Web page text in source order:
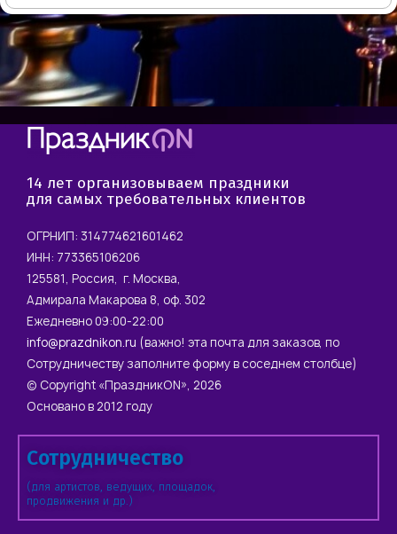
14 лет организовываем праздники
для самых требовательных клиентов
ОГРНИП: 314774621601462
ИНН: 773365106206
125581, Россия, г. Москва,
Адмирала Макарова 8, оф. 302
Ежедневно 09:00-22:00
info@prazdnikon.ru (важно! эта почта для заказов, по
Сотрудничеству заполните форму в соседнем столбце)
© Copyright «ПраздникON», 2026
Основано в 2012 году
Сотрудничество
(для артистов, ведущих, площадок,
продвижения и др.)